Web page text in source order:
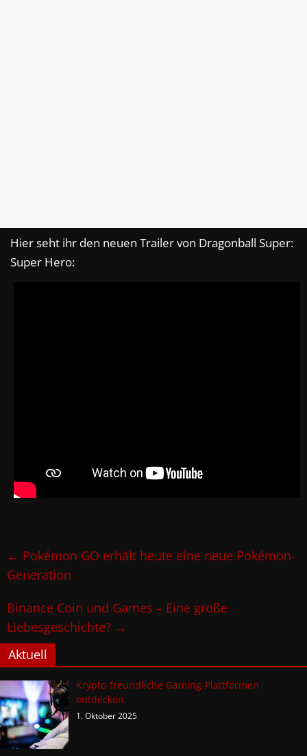
Hier seht ihr den neuen Trailer von Dragonball Super:
Super Hero:
← Pokémon GO erhält heute eine neue Pokémon-
Generation
Binance Coin und Games – Eine große
Liebesgeschichte? →
Aktuell
Krypto-freundliche Gaming-Plattformen
entdecken
1. Oktober 2025